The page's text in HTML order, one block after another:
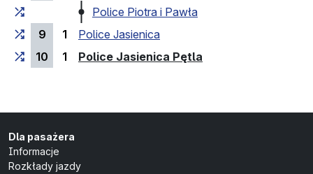
Police Piotra i Pawła
9
1
Police Jasienica
10
1 Police Jasienica Pętla
Dla pasażera
Informacje
Rozkłady jazdy